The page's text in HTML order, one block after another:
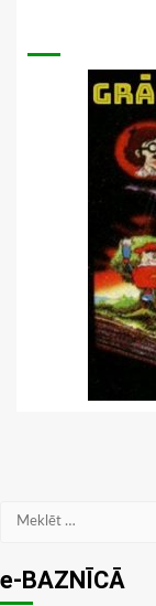
Meklēt:
e-BAZNĪCĀ